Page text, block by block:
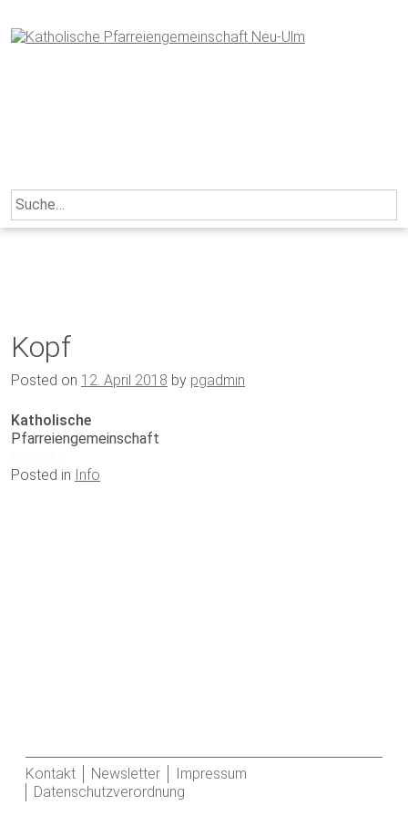
to
content
Search
for:
Kopf
Posted on 12. April 2018 by pgadmin
Katholische
Pfarreiengemeinschaft
Posted in Info
Kontakt Newsletter
Impressum
Datenschutzverordnung